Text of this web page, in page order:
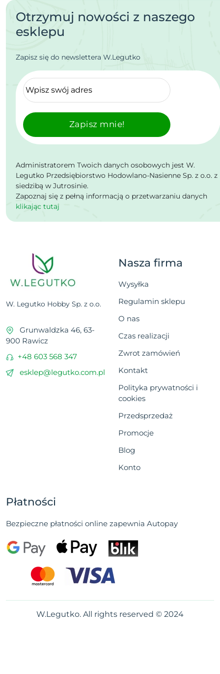
Otrzymuj nowości z naszego
esklepu
Zapisz się do newslettera W.Legutko
Zapisz mnie!
Administratorem Twoich danych osobowych jest W.
Legutko Przedsiębiorstwo Hodowlano-Nasienne Sp. z o.o. z
siedzibą w Jutrosinie.
Zapoznaj się z pełną informacją o przetwarzaniu danych
klikając tutaj
W. Legutko Hobby Sp. z o.o.
Grunwaldzka 46, 63-
900 Rawicz
+48 603 568 347
esklep@legutko.com.pl
Nasza firma
Wysyłka
Regulamin sklepu
O nas
Czas realizacji
Zwrot zamówień
Kontakt
Polityka prywatności i
cookies
Przedsprzedaż
Promocje
Blog
Konto
Płatności
Bezpieczne płatności online zapewnia Autopay
W.Legutko. All rights reserved © 2024